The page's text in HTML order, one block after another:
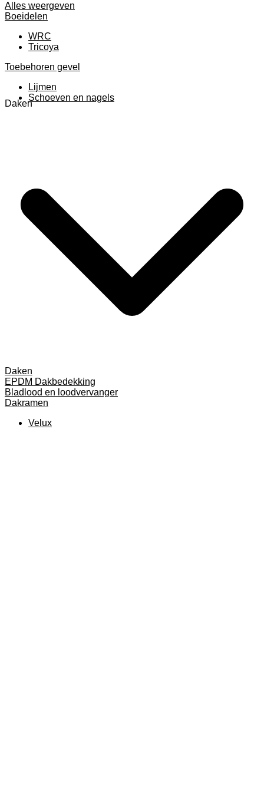
Alles weergeven
Boeidelen
WRC
Tricoya
Toebehoren gevel
Lijmen
Schoeven en nagels
Daken
Daken
EPDM Dakbedekking
Bladlood en loodvervanger
Dakramen
Velux